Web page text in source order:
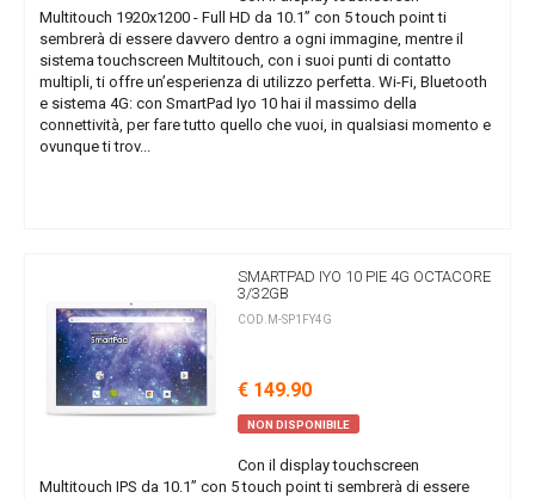
Multitouch 1920x1200 - Full HD da 10.1” con 5 touch point ti
sembrerà di essere davvero dentro a ogni immagine, mentre il
sistema touchscreen Multitouch, con i suoi punti di contatto
multipli, ti offre un’esperienza di utilizzo perfetta. Wi-Fi, Bluetooth
e sistema 4G: con SmartPad Iyo 10 hai il massimo della
connettività, per fare tutto quello che vuoi, in qualsiasi momento e
ovunque ti trov...
SMARTPAD IYO 10 PIE 4G OCTACORE
3/32GB
COD.M-SP1FY4G
€ 149.90
NON DISPONIBILE
Con il display touchscreen
Multitouch IPS da 10.1” con 5 touch point ti sembrerà di essere